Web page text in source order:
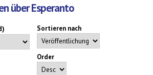
über Esperanto
Sortieren nach
Order